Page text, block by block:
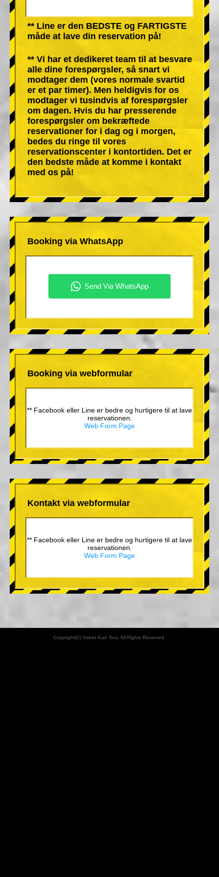
** Line er den BEDSTE og FARTIGSTE
måde at lave din reservation på!
** Vi har et dedikeret team til at besvare
alle dine forespørgsler, så snart vi
modtager dem (vores normale svartid
er et par timer). Men heldigvis for os
modtager vi tusindvis af forespørgsler
om dagen. Hvis du har presserende
forespørgsler om bekræftede
reservationer for i dag og i morgen,
bedes du ringe til vores
reservationscenter i kontortiden. Det er
den bedste måde at komme i kontakt
med os på!
Booking via WhatsApp
Booking via webformular
** Facebook eller Line er bedre og hurtigere til at lave
reservationen.
Web Form Page
Kontakt via webformular
** Facebook eller Line er bedre og hurtigere til at lave
reservationen.
Web Form Page
Copyright(C) Street Kart Tour. All Rights Reserved.